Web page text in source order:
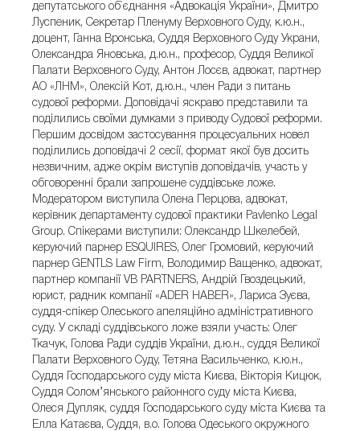
депутатського об`єднання «Адвокація України», Дмитро
Луспеник, Секретар Пленуму Верховного Суду, к.ю.н.,
доцент, Ганна Вронська, Суддя Верховного Суду Украни,
Олександра Яновська, д.ю.н., професор, Суддя Великої
Палати Верховного Суду, Антон Лосєв, адвокат, партнер
АО «ЛНМ», Олексій Кот, д.ю.н., член Ради з питань
судової реформи. Доповідачі яскраво представили та
поділились своїми думками з приводу Судової реформи.
Першим досвідом застосування процесуальних новел
поділились доповідачі 2 сесії, формат якої був досить
незвичним, адже окрім виступів доповідачів, участь у
обговоренні брали запрошене суддівське ложе.
Модератором виступила Олена Перцова, адвокат,
керівник департаменту судової практики Pavlenko Legal
Group. Спікерами виступили: Олександр Шкелебей,
керуючий парнер ESQUIRES, Олег Громовий, керуючий
парнер GENTLS Law Firm, Володимир Ващенко, адвокат,
партнер компанії VB PARTNERS, Андрій Гвоздецький,
юрист, радник компанії «ADER HABER», Лариса Зуєва,
суддя-спікер Олеського апеляційно адміністративного
суду. У складі суддівського ложе взяли участь: Олег
Ткачук, Голова Ради суддів України, д.ю.н., суддя Великої
Палати Верховного Суду, Тетяна Васильченко, к.ю.н.,
Суддя Господарського суду міста Києва, Вікторія Кицюк,
Суддя Солом’янського районного суду міста Києва,
Олеся Дупляк, суддя Господарського суду міста Києва та
Елла Катаєва, Суддя, в.о. Голова Одеського окружного